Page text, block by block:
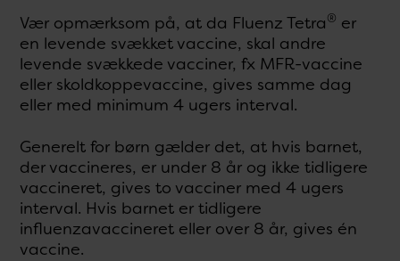
Vær opmærksom på, at da Fluenz Tetra® er
en levende svækket vaccine, skal andre
levende svækkede vacciner, fx MFR-vaccine
eller skoldkoppevaccine, gives samme dag
eller med minimum 4 ugers interval.
Generelt for børn gælder det, at hvis barnet,
der vaccineres, er under 8 år og ikke tidligere
vaccineret, gives to vacciner med 4 ugers
interval. Hvis barnet er tidligere
influenzavaccineret eller over 8 år, gives én
vaccine.